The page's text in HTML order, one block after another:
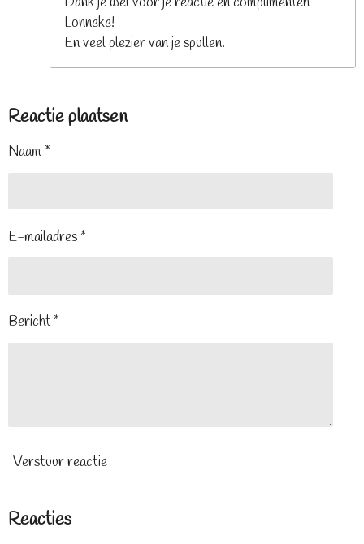
Lonneke!
En veel plezier van je spullen.
Reactie plaatsen
Naam *
E-mailadres *
Bericht *
Verstuur reactie
Reacties